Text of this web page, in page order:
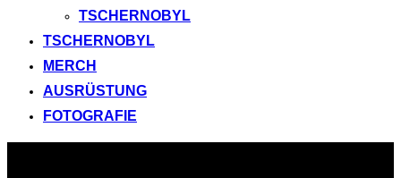
TSCHERNOBYL
TSCHERNOBYL
MERCH
AUSRÜSTUNG
FOTOGRAFIE